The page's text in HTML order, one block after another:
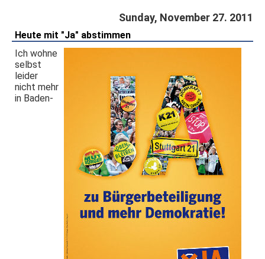
Sunday, November 27. 2011
Heute mit "Ja" abstimmen
Ich wohne
selbst
leider
nicht mehr
in Baden-